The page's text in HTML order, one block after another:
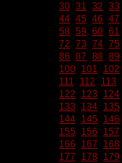
30 31 32 33
44 45 46 47
58 59 60 61
72 73 74 75
86 87 88 89
100 101 102
111
112 113
122
123 124
133
134 135
144 145 146
155
156 157
166
167 168
177
178 179